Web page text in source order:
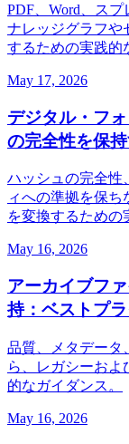
PDF、Word、スプ
ナレッジグラフや
するための実践的
May 17, 2026
デジタル・フ
の完全性を保
ハッシュの完全性
ィへの準拠を保
を変換するための
May 16, 2026
アーカイブフ
持：ベストプ
品質、メタデータ
ら、レガシーおよ
的なガイダンス。
May 16, 2026